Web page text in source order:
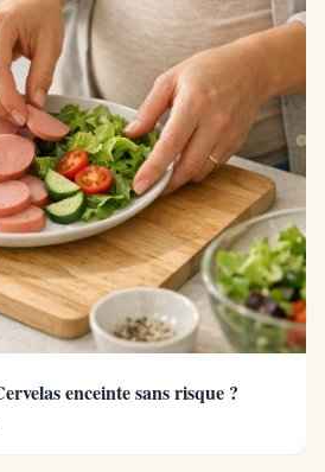
enceinte sans risque ?